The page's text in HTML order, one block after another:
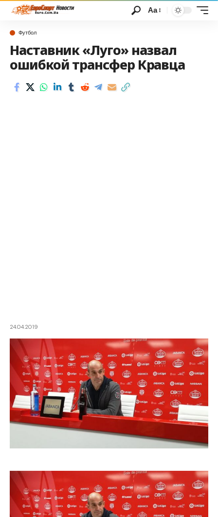
Аа
Футбол
Наставник «Луго» назвал
ошибкой трансфер Кравца
24.04.2019